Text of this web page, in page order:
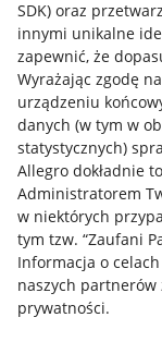
SDK) oraz
innymi unikalne
zapewnić, że
Wyrażając zgodę
urządzeniu
danych (w tym w
statystycznych)
Allegro dokładnie
Administratorem
w niektórych
tym tzw. “Zaufani
Informacja o
naszych
prywatności.
Przydatne
Jak to działa